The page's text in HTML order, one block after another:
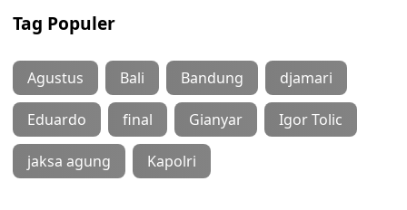
Tag Populer
Agustus Bali Bandung djamari
Eduardo final Gianyar Igor Tolic
jaksa agung Kapolri